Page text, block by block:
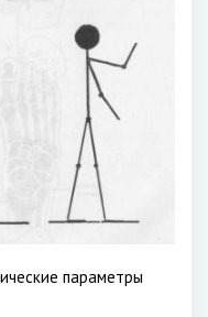
параметры